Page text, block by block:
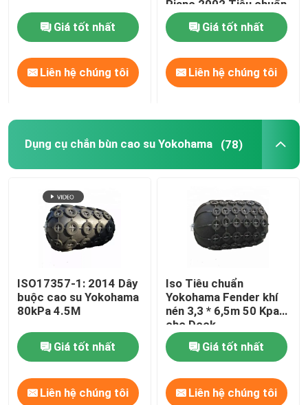
Chắn bùn cho tàu ngầm
Tấm chắn bọt nổi
Mooring Bollards
Giá tốt nhất
Liên hệ chúng tôi
Pianc 2002 Tiêu chuẩn
Giá tốt nhất
Liên hệ chúng tôi
Dụng cụ chắn bùn cao su Yokohama (78)
ISO17357-1: 2014 Dây
buộc cao su Yokohama
80kPa 4.5M
Giá tốt nhất
Liên hệ chúng tôi
Iso Tiêu chuẩn
Yokohama Fender khí
nén 3,3 * 6,5m 50 Kpa
cho Dock
Giá tốt nhất
Liên hệ chúng tôi